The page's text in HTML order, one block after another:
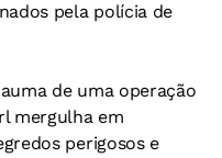
pela polícia de
de uma operação
mergulha em
perigosos e